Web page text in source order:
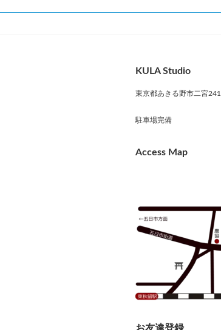
KULA Studio
東京都あきる野市二宮
駐車場完備
Access Map
お友達登録